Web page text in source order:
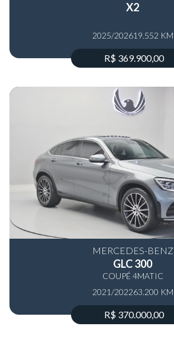
X2
2025/202619.552 KM
R$ 369.900,00
MERCEDES-BENZ
GLC 300
COUPÉ 4MATIC
2021/202263.200 KM
R$ 370.000,00